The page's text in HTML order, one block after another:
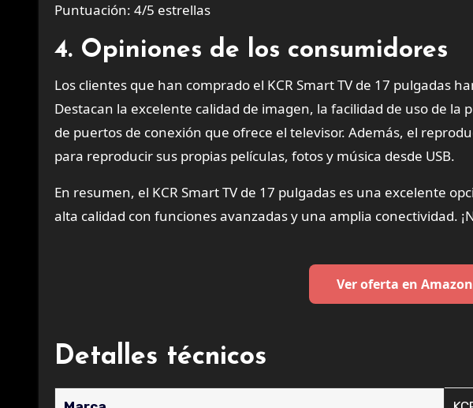
Puntuación: 4/5 estrellas
4. Opiniones de los consumidores
Los clientes que han comprado el KCR Smart TV de 17 pulgadas
Destacan la excelente calidad de imagen, la facilidad de uso de
de puertos de conexión que ofrece el televisor. Además, el
para reproducir sus propias películas, fotos y música desde USB.
En resumen, el KCR Smart TV de 17 pulgadas es una excelente
alta calidad con funciones avanzadas y una amplia conectividad.
Ver oferta en Amazon
Detalles técnicos